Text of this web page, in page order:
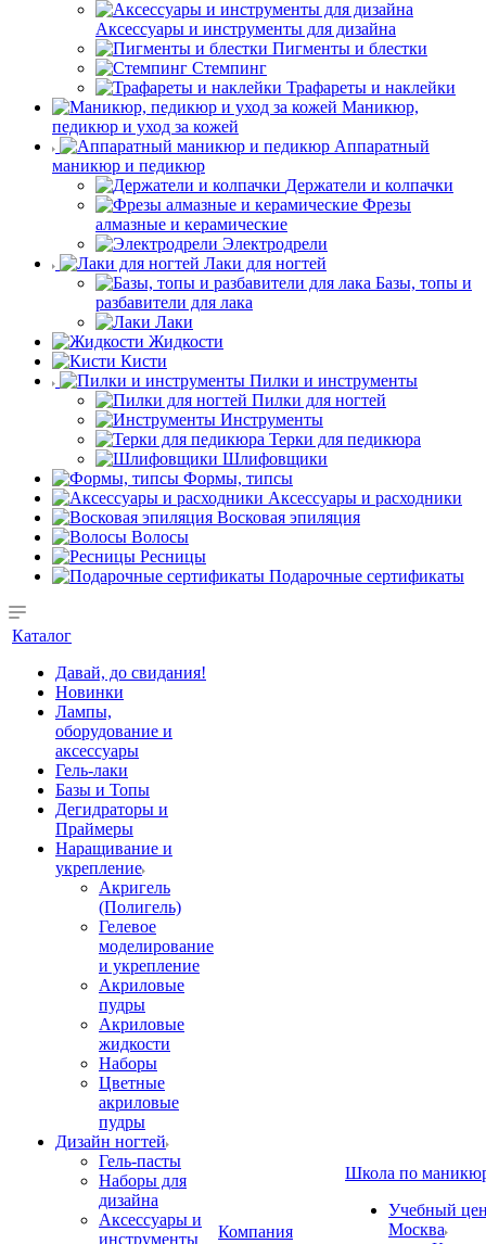
Аксессуары и инструменты для дизайна
Пигменты и блестки
Стемпинг
Трафареты и наклейки
Маникюр,
педикюр и уход за кожей
Аппаратный
маникюр и педикюр
Держатели и колпачки
Фрезы
алмазные и керамические
Электродрели
Лаки для ногтей
Базы, топы и
разбавители для лака
Лаки
Жидкости
Кисти
Пилки и инструменты
Пилки для ногтей
Инструменты
Терки для педикюра
Шлифовщики
Формы, типсы
Аксессуары и расходники
Восковая эпиляция
Волосы
Ресницы
Подарочные сертификаты
Каталог
Давай, до свидания!
Новинки
Лампы,
оборудование и
аксессуары
Гель-лаки
Базы и Топы
Дегидраторы и
Праймеры
Наращивание и
укрепление
Акригель
(Полигель)
Гелевое
моделирование
и укрепление
Акриловые
пудры
Акриловые
жидкости
Наборы
Цветные
акриловые
пудры
Дизайн ногтей
Гель-пасты
Наборы для
дизайна
Аксессуары и
инструменты
Компания
Школа по
Учебный
Москва